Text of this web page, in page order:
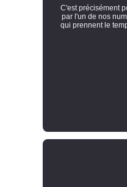
C'est précisément
par l'un de nos
qui prennent le